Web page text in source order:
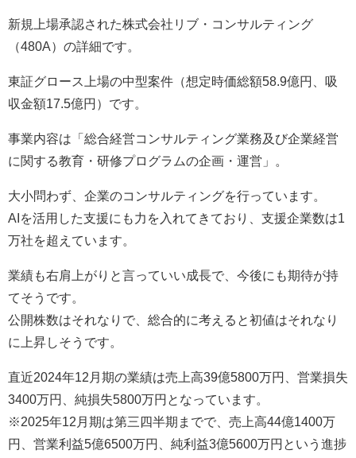
新規上場承認された株式会社リブ・コンサルティング
（480A）の詳細です。
東証グロース上場の中型案件（想定時価総額58.9億円、吸
収金額17.5億円）です。
事業内容は「総合経営コンサルティング業務及び企業経営
に関する教育・研修プログラムの企画・運営」。
大小問わず、企業のコンサルティングを行っています。
AIを活用した支援にも力を入れてきており、支援企業数は1
万社を超えています。
業績も右肩上がりと言っていい成長で、今後にも期待が持
てそうです。
公開株数はそれなりで、総合的に考えると初値はそれなり
に上昇しそうです。
直近2024年12月期の業績は売上高39億5800万円、営業損失
3400万円、純損失5800万円となっています。
※2025年12月期は第三四半期までで、売上高44億1400万
円、営業利益5億6500万円、純利益3億5600万円という進捗